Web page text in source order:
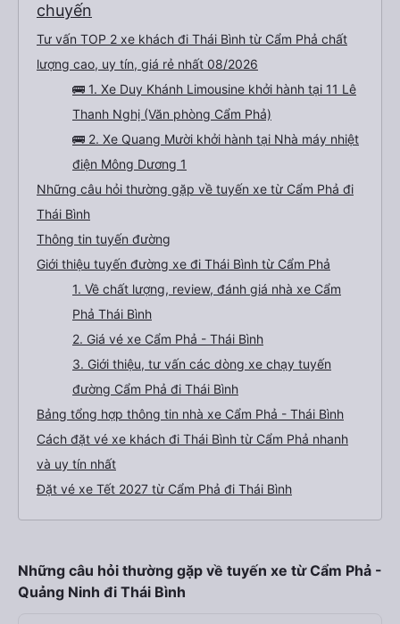
chuyến
Tư vấn TOP 2 xe khách đi Thái Bình từ Cẩm Phả chất
lượng cao, uy tín, giá rẻ nhất 08/2026
🚌 1. Xe Duy Khánh Limousine khởi hành tại 11 Lê
Thanh Nghị (Văn phòng Cẩm Phả)
🚌 2. Xe Quang Mười khởi hành tại Nhà máy nhiệt
điện Mông Dương 1
Những câu hỏi thường gặp về tuyến xe từ Cẩm Phả đi
Thái Bình
Thông tin tuyến đường
Giới thiệu tuyến đường xe đi Thái Bình từ Cẩm Phả
1. Về chất lượng, review, đánh giá nhà xe Cẩm
Phả Thái Bình
2. Giá vé xe Cẩm Phả - Thái Bình
3. Giới thiệu, tư vấn các dòng xe chạy tuyến
đường Cẩm Phả đi Thái Bình
Bảng tổng hợp thông tin nhà xe Cẩm Phả - Thái Bình
Cách đặt vé xe khách đi Thái Bình từ Cẩm Phả nhanh
và uy tín nhất
Đặt vé xe Tết 2027 từ Cẩm Phả đi Thái Bình
Những câu hỏi thường gặp về tuyến xe từ Cẩm Phả -
Quảng Ninh đi Thái Bình